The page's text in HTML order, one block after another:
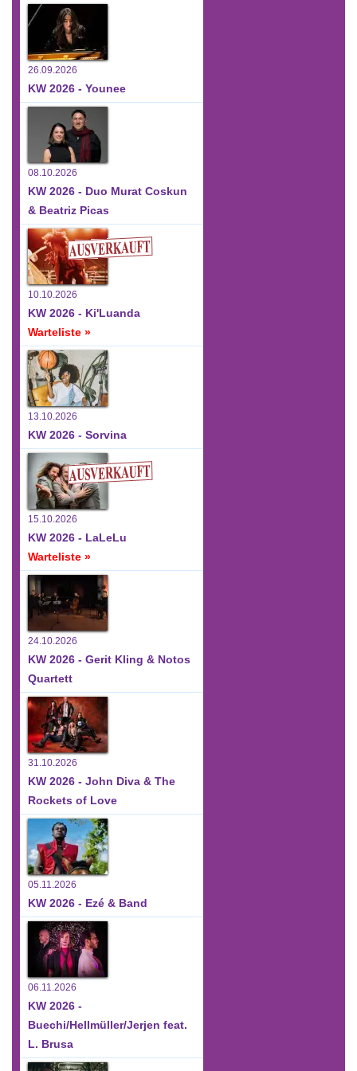
26.09.2026
KW 2026 - Younee
08.10.2026
KW 2026 - Duo Murat Coskun
& Beatriz Picas
10.10.2026
KW 2026 - Ki'Luanda
Warteliste »
13.10.2026
KW 2026 - Sorvina
15.10.2026
KW 2026 - LaLeLu
Warteliste »
24.10.2026
KW 2026 - Gerit Kling & Notos
Quartett
31.10.2026
KW 2026 - John Diva & The
Rockets of Love
05.11.2026
KW 2026 - Ezé & Band
06.11.2026
KW 2026 -
Buechi/Hellmüller/Jerjen feat.
L. Brusa